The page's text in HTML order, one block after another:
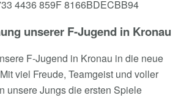
unserer F-Jugend in Kronau
F-Jugend in Kronau in die neue
viel Freude, Teamgeist und voller
unsere Jungs die ersten Spiele